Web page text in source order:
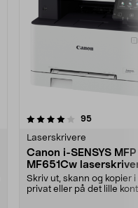
95
Laserskrivere
Canon i-SENSYS MFP
MF651Cw
skanner
Skriv ut, skann og kopier i
privat eller på det lille
5.0 av 5 stjerner